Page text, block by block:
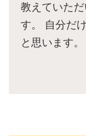
教えていた
す。 自分だ
と思います